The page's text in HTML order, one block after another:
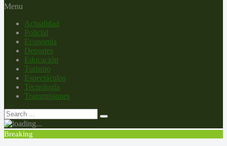
Menu
Actualidad
Policial
Economía
Deportes
Educación
Turismo
Espectáculos
Tecnología
Transmisiones
Breaking